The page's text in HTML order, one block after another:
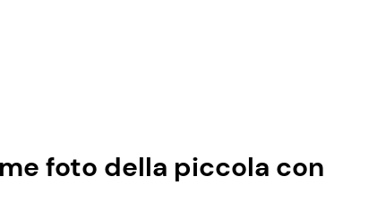
foto della piccola con